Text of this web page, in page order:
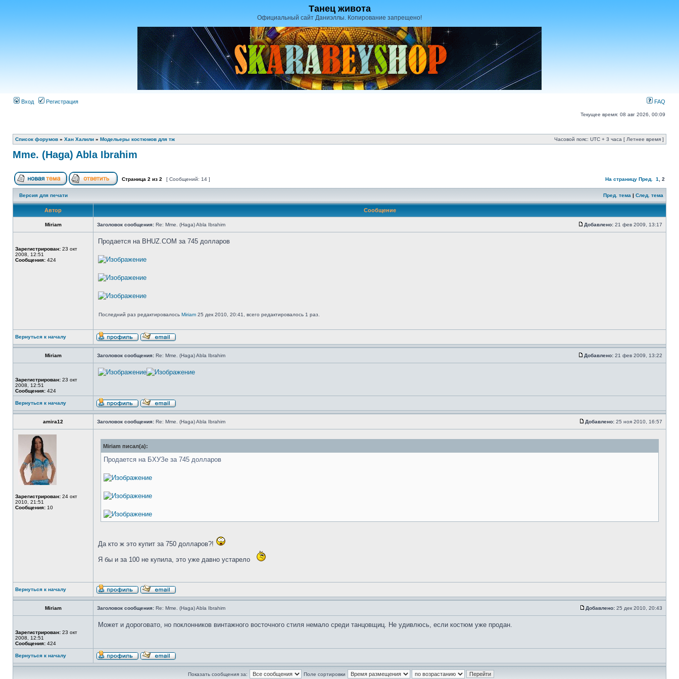
Танец живота
Официальный сайт Даниэллы. Копирование запрещено!
Вход Регистрация FAQ
Текущее время: 08 авг 2026, 00:09
Список форумов » Хан Халили » Модельеры костюмов для тж Часовой пояс: UTC + 3 часа [ Летнее время ]
Mme. (Haga) Abla Ibrahim
Страница 2 из 2 [ Сообщений: 14 ] На страницу Пред. 1 2
Версия для печати Пред. тема | След. тема
Автор Сообщение
Miriam Заголовок сообщения: Re: Mme. (Haga) Abla Ibrahim Добавлено: 21 фев 2009, 13:17
Зарегистрирован: 23 окт
2008, 12:51
Сообщения: 424
Продается на BHUZ.COM за 745 долларов
Последний раз редактировалось Miriam 25 дек 2010, 20:41, всего редактировалось 1 раз.
Вернуться к началу
Miriam Заголовок сообщения: Re: Mme. (Haga) Abla Ibrahim Добавлено: 21 фев 2009, 13:22
Зарегистрирован: 23 окт
2008, 12:51
Сообщения: 424
Вернуться к началу
amira12 Заголовок сообщения: Re: Mme. (Haga) Abla Ibrahim Добавлено: 25 ноя 2010, 16:57
Зарегистрирован: 24 окт
2010, 21:51
Сообщения: 10
Miriam писал(а):
Продается на БХУЗе за 745 долларов
Да кто ж это купит за 750 долларов?!
Я бы и за 100 не купила, это уже давно устарело
Вернуться к началу
Miriam Заголовок сообщения: Re: Mme. (Haga) Abla Ibrahim Добавлено: 25 дек 2010, 20:43
Зарегистрирован: 23 окт
2008, 12:51
Сообщения: 424
Может и дороговато, но поклонников винтажного восточного стиля немало среди танцовщиц. Не удивлюсь, если костюм уже продан.
Вернуться к началу
Показать сообщения за: Поле сортировки